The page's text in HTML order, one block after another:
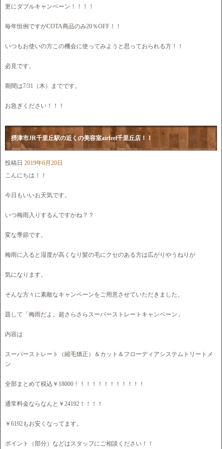
更にダブルキャンペーン！！！！
毎年恒例ですがCOTA商品のみ20％OFF！！
いつもお使いの方この機会に使ってみようと思っておられる方！！
必見です。
期間は7/31（木）までです。
お急ぎください！！！
摂津市JR千里丘駅の近くの美容室airfeel千里丘店！！
投稿日 2019年6月20日
こんにちは！！
今日もいいお天気です。
いつ梅雨入りするんですかね？？
変な季節です。
梅雨に入ると湿度が高くなり髪の毛にクセのある方は広がりやうねりが
気になります。
そんな方々に素敵なキャンペーンをご用意させていただきました。
題して「梅雨だよ。超さらさらスーパーストレートキャンペーン」
内容は
スーパーストレート（縮毛矯正）＆カット＆フローディアシステムトリートメ
ン
全部まとめて税込￥18000！！！！！！！！！！！！
通常料金ならなんと￥24192！！！！
￥6192もお安くなってます。
ポイント（部分）などはスタッフにご相談ください！！